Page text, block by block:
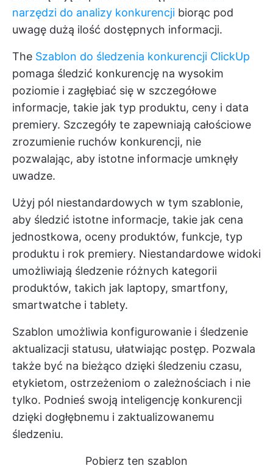
narzędzi do analizy konkurencji biorąc pod
uwagę dużą ilość dostępnych informacji.
The Szablon do śledzenia konkurencji ClickUp
pomaga śledzić konkurencję na wysokim
poziomie i zagłębiać się w szczegółowe
informacje, takie jak typ produktu, ceny i data
premiery. Szczegóły te zapewniają całościowe
zrozumienie ruchów konkurencji, nie
pozwalając, aby istotne informacje umknęły
uwadze.
Użyj pól niestandardowych w tym szablonie,
aby śledzić istotne informacje, takie jak cena
jednostkowa, oceny produktów, funkcje, typ
produktu i rok premiery. Niestandardowe widoki
umożliwiają śledzenie różnych kategorii
produktów, takich jak laptopy, smartfony,
smartwatche i tablety.
Szablon umożliwia konfigurowanie i śledzenie
aktualizacji statusu, ułatwiając postęp. Pozwala
także być na bieżąco dzięki śledzeniu czasu,
etykietom, ostrzeżeniom o zależnościach i nie
tylko. Podnieś swoją inteligencję konkurencji
dzięki dogłębnemu i zaktualizowanemu
śledzeniu.
Pobierz ten szablon